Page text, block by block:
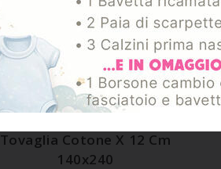
AGGIUNGI AL CARRELLO
Tovaglia Cotone X 12 Cm
140x240